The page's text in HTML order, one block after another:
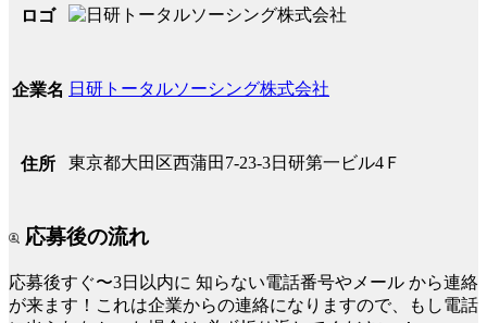
ロゴ
企業名 日研トータルソーシング株式会社
住所 東京都大田区西蒲田7-23-3日研第一ビル4Ｆ
応募後の流れ
応募後すぐ〜3日以内に 知らない電話番号やメール から連絡
が来ます！これは企業からの連絡になりますので、もし電話